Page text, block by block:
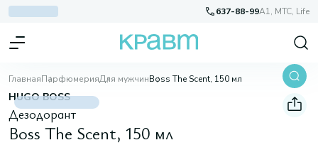
637-88-99A1, МТС, Life
ГлавнаяПарфюмерияДля мужчинBoss The Scent, 150 мл
HUGO BOSS
Дезодорант
Boss The Scent, 150 мл